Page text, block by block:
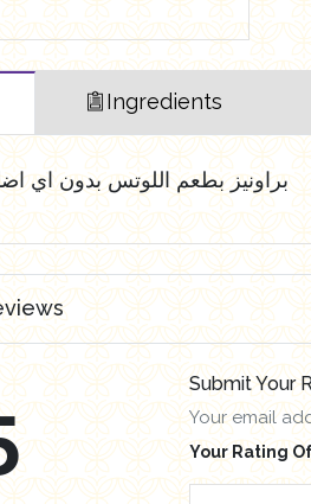
Ingredients
براونيز بطعم اللوتس بدون اي
Submit Your
Your email
Your Rating